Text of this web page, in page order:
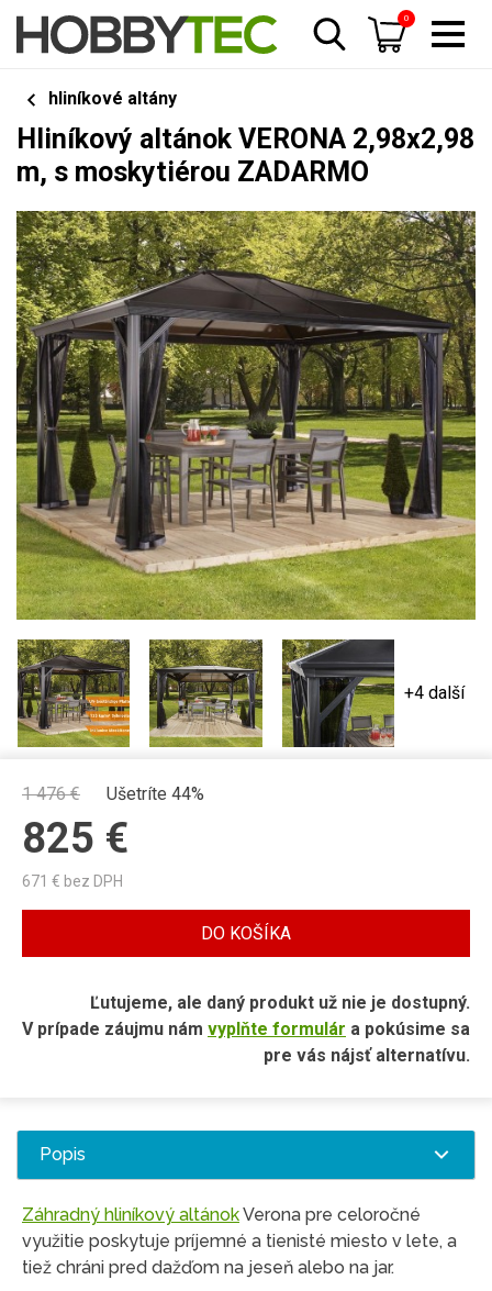
0
hliníkové altány
Hliníkový altánok VERONA 2,98x2,98
m, s moskytiérou ZADARMO
+4 další
1 476€ Ušetríte 44%
825 €
671 € bez DPH
DO KOŠÍKA
Ľutujeme, ale daný produkt už nie je dostupný.
V prípade záujmu nám vyplňte formulár a pokúsime sa
pre vás nájsť alternatívu.
Popis
Záhradný hliníkový altánokVerona pre celoročné
využitie poskytuje príjemné a tienisté miesto v lete, a
tiež chráni pred dažďom na jeseň alebo na jar.